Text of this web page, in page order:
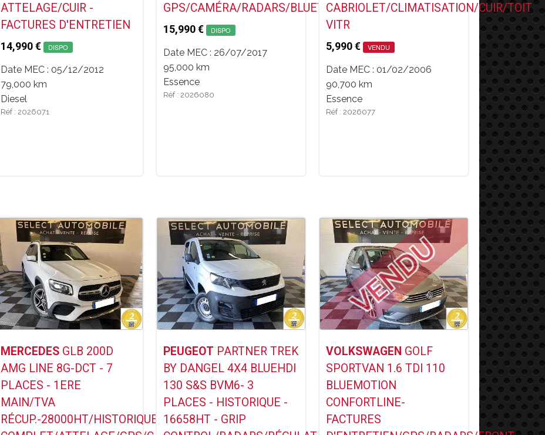
ATTELAGE/CUIR -
FACTURES D'ENTRETIEN
14,990 € DISPO
Date MEC : 05/12/2012
79,000 km
Diesel
Réf : 2026071
GPS/CAMÉRA/RADARS/BLUETOOTH
15,990 € DISPO
Date MEC : 26/07/2017
95,000 km
Essence
Réf : 2026080
CABRIOLET/CLIMATISATION/CUIR/TOIT
VITR
5,990 € VENDU
Date MEC : 01/02/2006
90,700 km
Essence
Réf : 2026077
Voir ce Véhicule
MERCEDES GLB 200D
AMG LINE 8G-DCT - 7
PLACES - 1ERE
MAIN/TVA
RÉCUP.-28000HT/HISTORIQUE
Voir ce Véhicule
PEUGEOT PARTNER TREK
BY DANGEL 4X4 BLUEHDI
130 S&S BVM6- 3
PLACES - HISTORIQUE -
16658HT - GRIP
Voir ce Véhicule
VOLKSWAGEN GOLF
SPORTVAN 1.6 TDI 110
BLUEMOTION
CONFORTLINE-
FACTURES